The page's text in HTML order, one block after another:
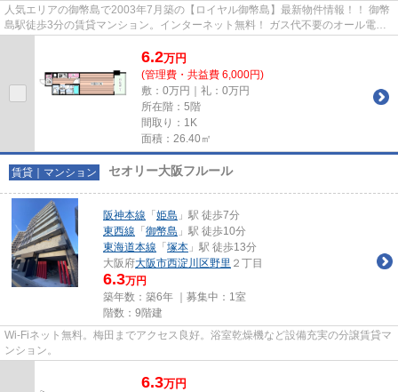
人気エリアの御幣島で2003年7月築の【ロイヤル御幣島】最新物件情報！！ 御幣
島駅徒歩3分の賃貸マンション。インターネット無料！ ガス代不要のオール電化
6.2万円
(管理費・共益費 6,000円)
敷：0万円｜礼：0万円
所在階：5階
間取り：1K
面積：26.40㎡
賃貸｜マンション セオリー大阪フルール
阪神本線 「 姫島 」駅 徒歩7分
東西線 「 御幣島 」駅 徒歩10分
東海道本線 「 塚本 」駅 徒歩13分
大阪府大阪市西淀川区野里 ２丁目
6.3万円
築年数：築6年 ｜募集中： 1室
階数：9階建
Wi-Fiネット無料。梅田までアクセス良好。浴室乾燥機など設備充実の分譲賃貸マ
ンション。
6.3万円